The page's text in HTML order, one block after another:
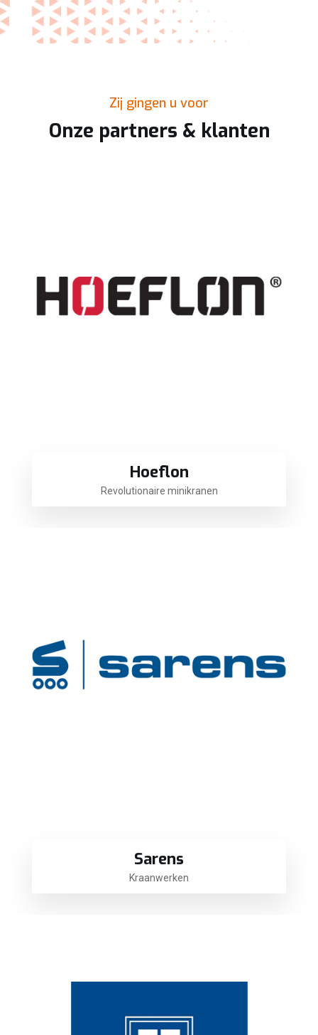
Zij gingen u voor
Onze partners & klanten
Hoeflon
Revolutionaire minikranen
Sarens
Kraanwerken